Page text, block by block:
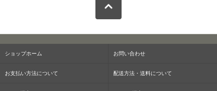
ショップホーム お問い合わせ
お支払い方法について 配送方法・送料について